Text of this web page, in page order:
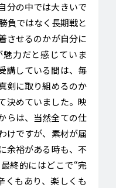
分の中では大きいで
負ではなく長期戦と
させるのかが自分に
力だと感じていま
講している間は、毎
剣に取り組めるのか
決めていました。映
らは、当然全ての仕
けですが、素材が届
余裕がある時も、不
終的にはどこで“完
くもあり、楽しくも